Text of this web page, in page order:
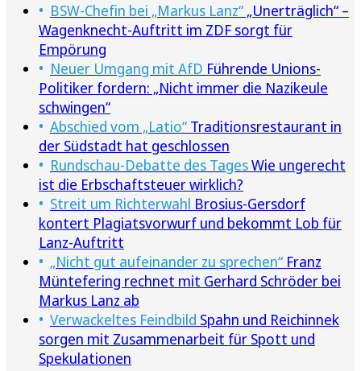
BSW-Chefin bei „Markus Lanz“ „Unerträglich“ –
Wagenknecht-Auftritt im ZDF sorgt für
Empörung
Neuer Umgang mit AfD Führende Unions-
Politiker fordern: „Nicht immer die Nazikeule
schwingen“
Abschied vom „Latio“ Traditionsrestaurant in
der Südstadt hat geschlossen
Rundschau-Debatte des TagesWie ungerecht
ist die Erbschaftsteuer wirklich?
Streit um Richterwahl Brosius-Gersdorf
kontert Plagiatsvorwurf und bekommt Lob für
Lanz-Auftritt
„Nicht gut aufeinander zu sprechen“ Franz
Müntefering rechnet mit Gerhard Schröder bei
Markus Lanz ab
Verwackeltes Feindbild Spahn und Reichinnek
sorgen mit Zusammenarbeit für Spott und
Spekulationen